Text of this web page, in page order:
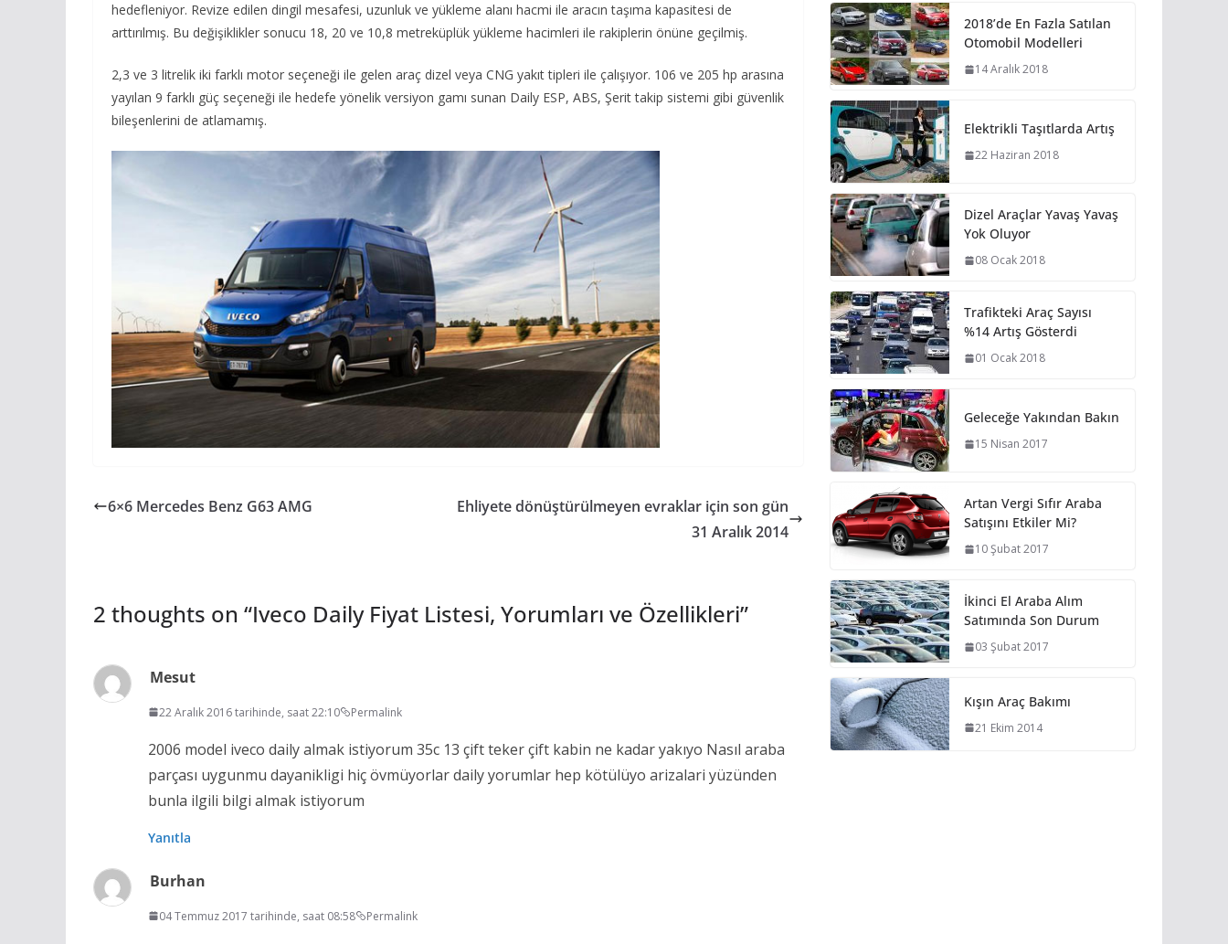
hedefleniyor. Revize edilen dingil mesafesi, uzunluk ve yükleme alanı hacmi ile aracın taşıma kapasitesi de
arttırılmış. Bu değişiklikler sonucu 18, 20 ve 10,8 metreküplük yükleme hacimleri ile rakiplerin önüne geçilmiş.
2,3 ve 3 litrelik iki farklı motor seçeneği ile gelen araç dizel veya CNG yakıt tipleri ile çalışıyor. 106 ve 205 hp arasına
yayılan 9 farklı güç seçeneği ile hedefe yönelik versiyon gamı sunan Daily ESP, ABS, Şerit takip sistemi gibi güvenlik
bileşenlerini de atlamamış.
6×6 Mercedes Benz G63 AMG
Ehliyete dönüştürülmeyen evraklar için son gün
31 Aralık 2014
2 thoughts on “Iveco Daily Fiyat Listesi, Yorumları ve Özellikleri”
Mesut
22 Aralık 2016 tarihinde, saat 22:10 Permalink
2006 model iveco daily almak istiyorum 35c 13 çift teker çift kabin ne kadar yakıyo Nasıl araba
parçası uygunmu dayanikligi hiç övmüyorlar daily yorumlar hep kötülüyo arizalari yüzünden
bunla ilgili bilgi almak istiyorum
Yanıtla
Burhan
04 Temmuz 2017 tarihinde, saat 08:58 Permalink
2018’de En Fazla Satılan
Otomobil Modelleri
14 Aralık 2018
Elektrikli Taşıtlarda Artış
22 Haziran 2018
Dizel Araçlar Yavaş Yavaş
Yok Oluyor
08 Ocak 2018
Trafikteki Araç Sayısı
%14 Artış Gösterdi
01 Ocak 2018
Geleceğe Yakından Bakın
15 Nisan 2017
Artan Vergi Sıfır Araba
Satışını Etkiler Mi?
10 Şubat 2017
İkinci El Araba Alım
Satımında Son Durum
03 Şubat 2017
Kışın Araç Bakımı
21 Ekim 2014